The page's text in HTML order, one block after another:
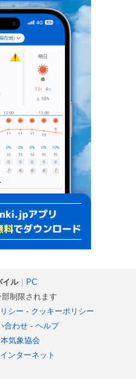
イル｜ PC
制限されます
シー - クッキーポリシー
合わせ- ヘルプ
本気象協会
ンターネット